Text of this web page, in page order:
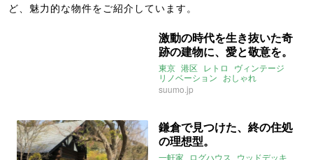
ど、魅力的な物件をご紹介しています。
激動の時代を生き抜いた奇
跡の建物に、愛と敬意を。
東京 港区 レトロ
ヴィンテージ
リノベーション おしゃれ
2020年6月のおすすめ
suumo.jp
鎌倉で見つけた、終の住処
の理想型。
一軒家 ログハウス
ウッドデッキ